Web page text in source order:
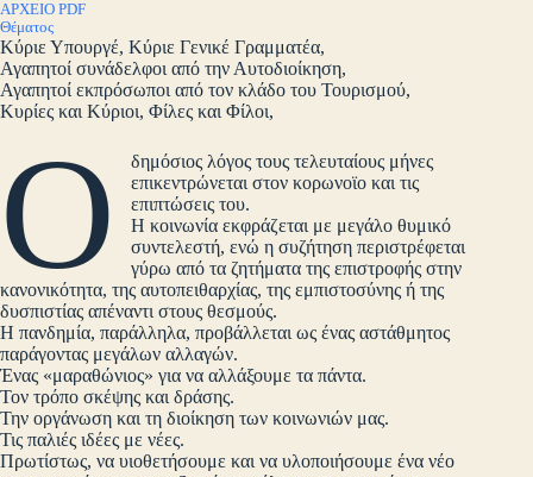
ΑΡΧΕΙΟ PDF
Θέματος
Κύριε Υπουργέ, Κύριε Γενικέ Γραμματέα,
Αγαπητοί συνάδελφοι από την Αυτοδιοίκηση,
Αγαπητοί εκπρόσωποι από τον κλάδο του Τουρισμού,
Κυρίες και Κύριοι, Φίλες και Φίλοι,
Ο
δημόσιος λόγος τους τελευταίους μήνες
επικεντρώνεται στον κορωνοϊο και τις
επιπτώσεις του.
Η κοινωνία εκφράζεται με μεγάλο θυμικό
συντελεστή, ενώ η συζήτηση περιστρέφεται
γύρω από τα ζητήματα της επιστροφής στην
κανονικότητα, της αυτοπειθαρχίας, της εμπιστοσύνης ή της
δυσπιστίας απέναντι στους θεσμούς.
Η πανδημία, παράλληλα, προβάλλεται ως ένας αστάθμητος
παράγοντας μεγάλων αλλαγών.
Ένας «μαραθώνιος» για να αλλάξουμε τα πάντα.
Τον τρόπο σκέψης και δράσης.
Την οργάνωση και τη διοίκηση των κοινωνιών μας.
Τις παλιές ιδέες με νέες.
Πρωτίστως, να υιοθετήσουμε και να υλοποιήσουμε ένα νέο